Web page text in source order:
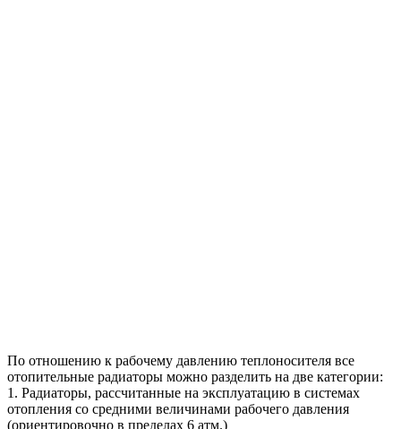
По отношению к рабочему давлению теплоносителя все
отопительные радиаторы можно разделить на две категории:
1. Радиаторы, рассчитанные на эксплуатацию в системах
отопления со средними величинами рабочего давления
(ориентировочно в пределах 6 атм.)